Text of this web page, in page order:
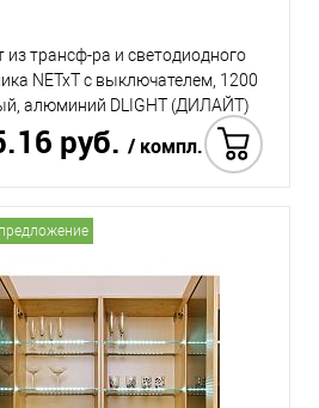
из трансф-ра и светодиодного
NETxT с выключателем, 1200
алюминий DLIGHT (ДИЛАЙТ)
руб. / компл.